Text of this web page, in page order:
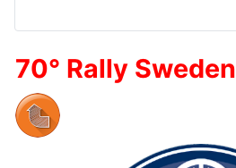
70° Rally Sweden